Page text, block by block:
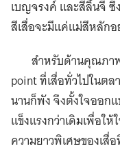
เบญจรงค์ และสีลิ้นจี่
สีเสื่อจะมีแค่แม่สีหลักอ
สำหรับด้านคุณภา
point ที่เสื่อทั่วไปในต
นานก็พัง จึงตั้งใจออก
แข็งแรงกว่าเดิมเพื่อใ
ความยาวพิเศษของเสื่